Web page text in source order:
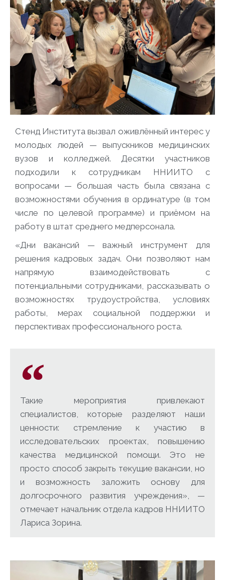
Стенд Института вызвал оживлённый интерес у
молодых людей — выпускников медицинских
вузов и колледжей. Десятки участников
подходили к сотрудникам ННИИТО с
вопросами — большая часть была связана с
возможностями обучения в ординатуре (в том
числе по целевой программе) и приёмом на
работу в штат среднего медперсонала.
«Дни вакансий — важный инструмент для
решения кадровых задач. Они позволяют нам
напрямую взаимодействовать с
потенциальными сотрудниками, рассказывать о
возможностях трудоустройства, условиях
работы, мерах социальной поддержки и
перспективах профессионального роста.
Такие мероприятия привлекают
специалистов, которые разделяют наши
ценности: стремление к участию в
исследовательских проектах, повышению
качества медицинской помощи. Это не
просто способ закрыть текущие вакансии, но
и возможность заложить основу для
долгосрочного развития учреждения», —
отмечает начальник отдела кадров ННИИТО
Лариса Зорина.